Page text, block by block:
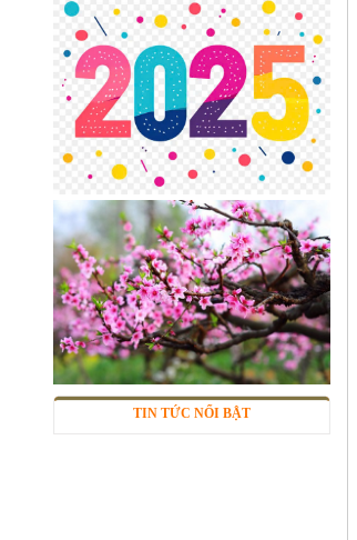
Lưới inox đan ô 7x7mm 304 TLG
Thăng Long khổ 1m
Mã SP: TLG030360-304
285.000 đ
TIN TỨC NỔI BẬT